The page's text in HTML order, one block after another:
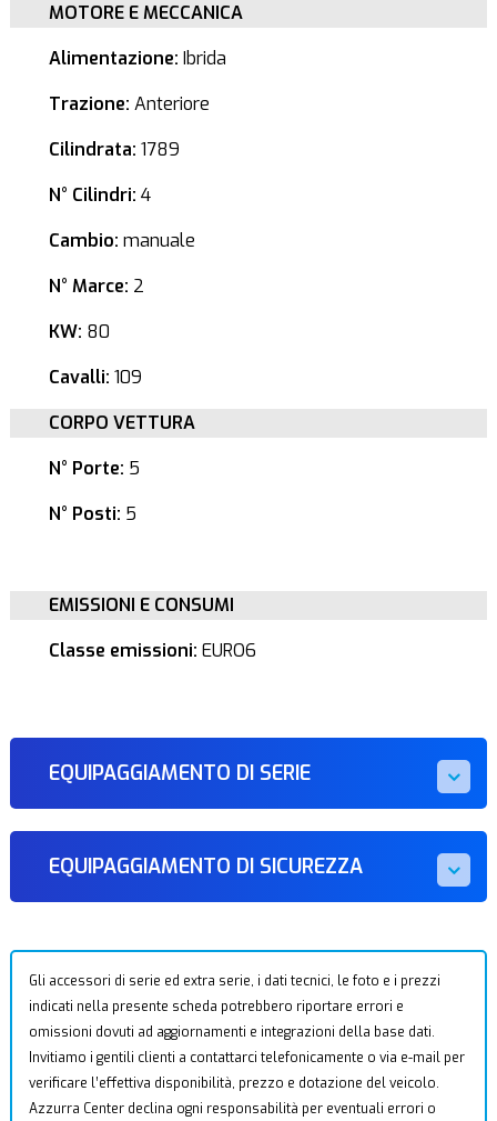
MOTORE E MECCANICA
Alimentazione: Ibrida
Trazione: Anteriore
Cilindrata: 1789
N° Cilindri: 4
Cambio: manuale
N° Marce: 2
KW: 80
Cavalli: 109
CORPO VETTURA
N° Porte: 5
N° Posti: 5
EMISSIONI E CONSUMI
Classe emissioni: EURO6
EQUIPAGGIAMENTO DI SERIE
EQUIPAGGIAMENTO DI SICUREZZA
Gli accessori di serie ed extra serie, i dati tecnici, le foto e i prezzi
indicati nella presente scheda potrebbero riportare errori e
omissioni dovuti ad aggiornamenti e integrazioni della base dati.
Invitiamo i gentili clienti a contattarci telefonicamente o via e-mail per
verificare l’effettiva disponibilità, prezzo e dotazione del veicolo.
Azzurra Center declina ogni responsabilità per eventuali errori o